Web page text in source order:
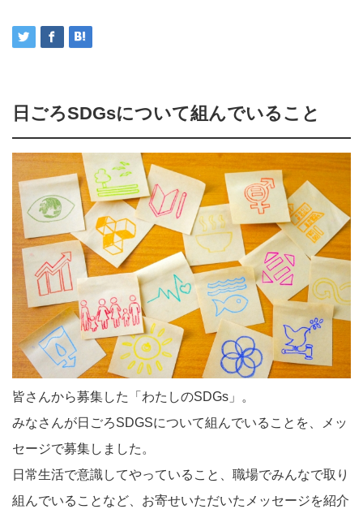
日ごろSDGsについて組んでいること
皆さんから募集した「わたしのSDGs」。
みなさんが日ごろSDGSについて組んでいることを、メッ
セージで募集しました。
日常生活で意識してやっていること、職場でみんなで取り
組んでいることなど、お寄せいただいたメッセージを紹介